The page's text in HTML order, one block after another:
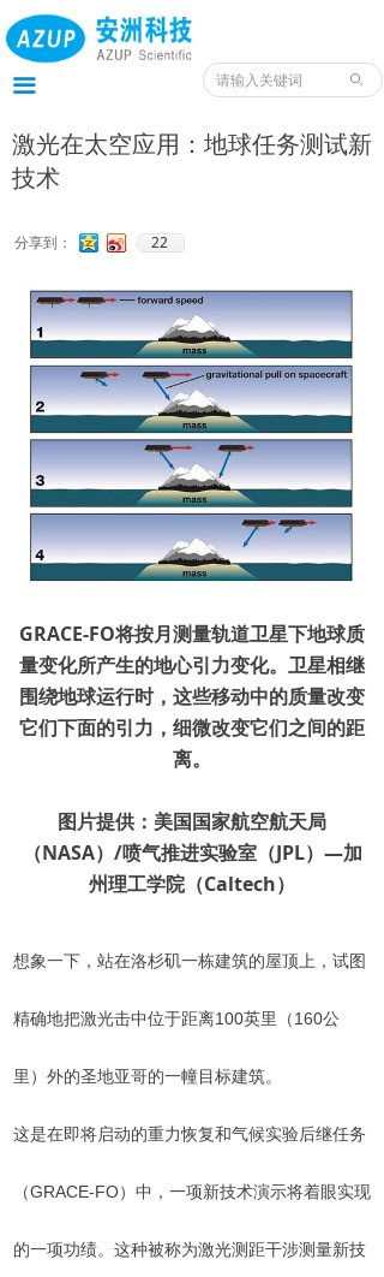
끀
首页
产品
服务
应用
案例
我们
服务预约入口
资料
ꄙ
激光在太空应用：地球任务测试新
技术
GRACE-FO将按月测量轨道卫星下地球质
量变化所产生的地心引力变化。卫星相继
围绕地球运行时，这些移动中的质量改变
它们下面的引力，细微改变它们之间的距
离。
图片提供：美国国家航空航天局
（NASA） /喷气推进实验室（JPL） —加
州理工学院（Caltech）
想象一下，站在洛杉矶一栋建筑的屋顶上，试图
精确地把激光击中位于距离100英里（160公
里）外的圣地亚哥的一幢目标建筑。
这是在即将启动的重力恢复和气候实验后继任务
（GRACE-FO）中，一项新技术演示将着眼实现
的一项功绩。这种被称为激光测距干涉测量新技
分享到： 22